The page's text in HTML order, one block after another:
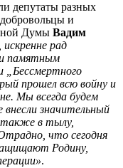
депутаты разных
и
Думы Вадим
искренне рад
памятным
„Бессмертного
прошел всю войну и
Мы всегда будем
значительный
также в тылу,
что сегодня
Родину,
.